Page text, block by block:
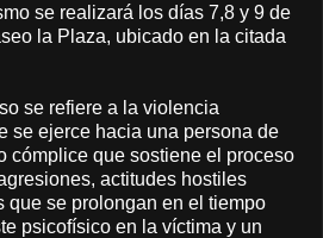
se realizará los días 7,8 y 9 de
la Plaza, ubicado en la citada
se refiere a la violencia
se ejerce hacia una persona de
cómplice que sostiene el proceso
actitudes hostiles
que se prolongan en el tiempo
psicofísico en la víctima y un